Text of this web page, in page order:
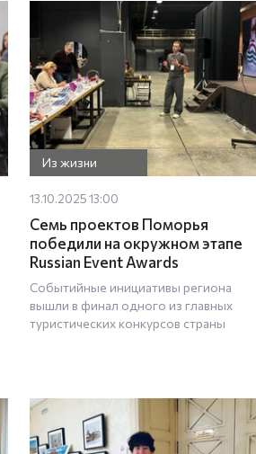
Из жизни
13.10.2025 13:00
Семь проектов Поморья
победили на окружном этапе
Russian Event Awards
Событийные инициативы региона
вышли в финал одного из главных
туристических конкурсов страны